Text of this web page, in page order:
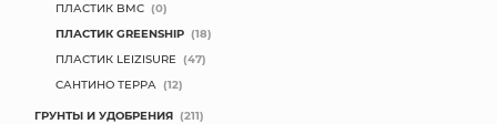
ПЛАСТИК BMC (0)
ПЛАСТИК GREENSHIP (18)
ПЛАСТИК LEIZISURE (47)
САНТИНО ТЕРРА (12)
ГРУНТЫ И УДОБРЕНИЯ (211)